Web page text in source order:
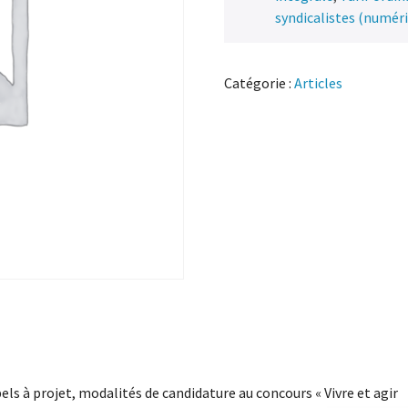
syndicalistes
Catégorie :Articles
à projet, modalités de candidature au concours « Vivre et agir